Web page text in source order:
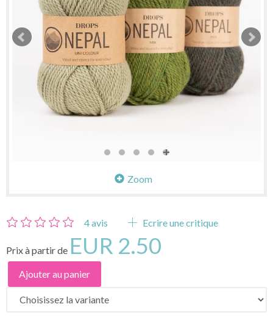
Zoom
4avis Ecrire une critique
Prix à partir de EUR 2.50
Ajouter au panier